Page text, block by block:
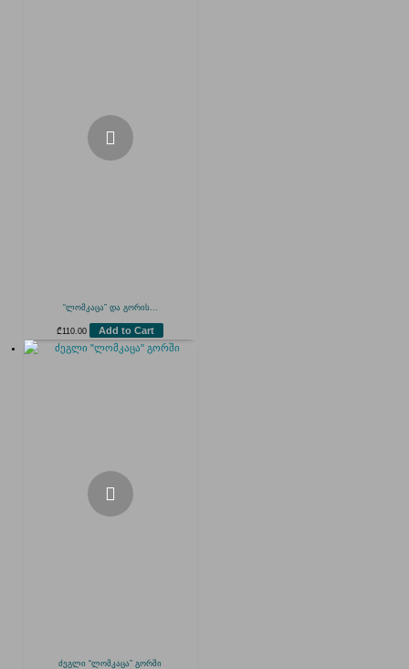
“ლომკაცა” და გორის...
₾110.00 Add to Cart
ძეგლი “ლომკაცა” გორში